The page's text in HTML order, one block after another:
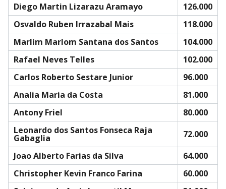
Diego Martin Lizarazu Aramayo
126.000
Osvaldo Ruben Irrazabal Mais
118.000
Marlim Marlom Santana dos Santos
104.000
Rafael Neves Telles
102.000
Carlos Roberto Sestare Junior
96.000
Analia Maria da Costa
81.000
Antony Friel
80.000
Leonardo dos Santos Fonseca Raja
Gabaglia
72.000
Joao Alberto Farias da Silva
64.000
Christopher Kevin Franco Farina
60.000